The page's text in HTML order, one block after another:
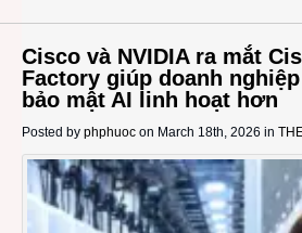
Cisco và NVIDIA ra mắt
Factory giúp doanh
bảo mật AI linh hoạt hơn
Posted by phphuoc on March 18th, 2026 in